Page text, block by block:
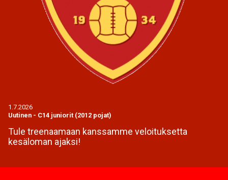
1.7.2026
Uutinen - C14 juniorit (2012 pojat)
Tule treenaamaan kanssamme veloituksetta
kesäloman ajaksi!